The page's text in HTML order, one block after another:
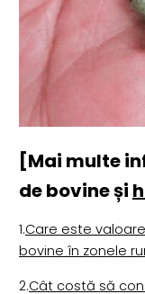
[Mai multe
de bovine și
1.Care este
bovine în zonele
2.Cât costă să